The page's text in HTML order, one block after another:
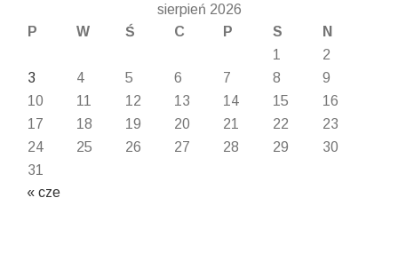
sierpień 2026
P
W Ś C P S
N
1
2
3
4 5 6 7 8
9
10
11 12 13 14 15
16
17
18 19 20 21 22
23
24
25 26 27 28 29
30
31
« cze